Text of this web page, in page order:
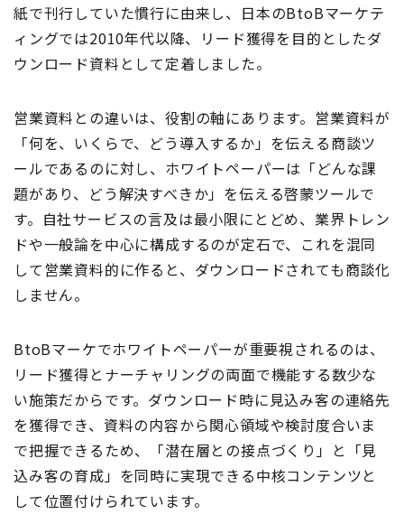
紙で刊行していた慣行に由来し、日本のBtoBマーケテ
ィングでは2010年代以降、リード獲得を目的としたダ
ウンロード資料として定着しました。
営業資料との違いは、役割の軸にあります。営業資料が
「何を、いくらで、どう導入するか」を伝える商談ツ
ールであるのに対し、ホワイトペーパーは「どんな課
題があり、どう解決すべきか」を伝える啓蒙ツールで
す。自社サービスの言及は最小限にとどめ、業界トレン
ドや一般論を中心に構成するのが定石で、これを混同
して営業資料的に作ると、ダウンロードされても商談化
しません。
BtoBマーケでホワイトペーパーが重要視されるのは、
リード獲得とナーチャリングの両面で機能する数少な
い施策だからです。ダウンロード時に見込み客の連絡先
を獲得でき、資料の内容から関心領域や検討度合いま
で把握できるため、「潜在層との接点づくり」と「見
込み客の育成」を同時に実現できる中核コンテンツと
して位置付けられています。